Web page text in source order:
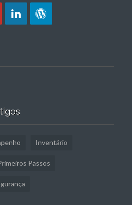
Inventário
Passos